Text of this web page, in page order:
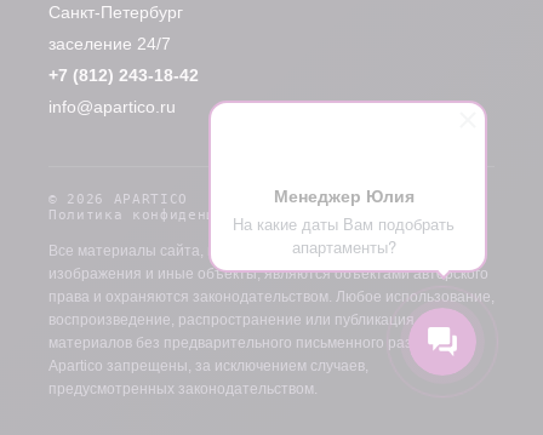
Менеджер Юлия
На какие даты Вам подобрать
апартаменты?
Санкт-Петербург
заселение 24/7
+7 (812) 243-18-42
info@apartico.ru
© 2026 APARTICO
Политика конфиденциальности
Все материалы сайта, включая тексты, фотографии,
изображения и иные объекты, являются объектами авторского
права и охраняются законодательством. Любое использование,
воспроизведение, распространение или публикация
материалов без предварительного письменного разрешения
Apartico запрещены, за исключением случаев,
предусмотренных законодательством.